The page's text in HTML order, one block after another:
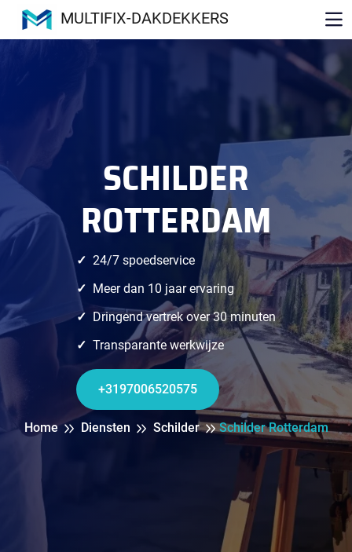
MULTIFIX-DAKDEKKERS
SCHILDER
ROTTERDAM
24/7 spoedservice
Meer dan 10 jaar ervaring
Dringend vertrek over 30 minuten
Transparante werkwijze
+3197006520575
Home Diensten Schilder Schilder Rotterdam